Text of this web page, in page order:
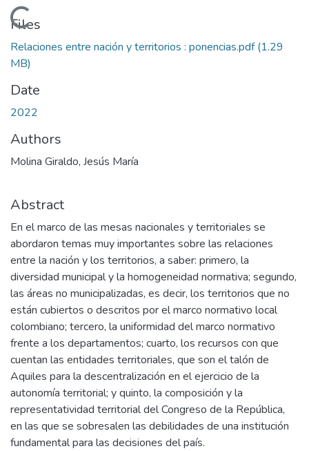
Loading...
Files
Relaciones entre nación y territorios : ponencias.pdf(1.29
MB)
Date
2022
Authors
Molina Giraldo, Jesús María
Abstract
En el marco de las mesas nacionales y territoriales se
abordaron temas muy importantes sobre las relaciones
entre la nación y los territorios, a saber: primero, la
diversidad municipal y la homogeneidad normativa; segundo,
las áreas no municipalizadas, es decir, los territorios que no
están cubiertos o descritos por el marco normativo local
colombiano; tercero, la uniformidad del marco normativo
frente a los departamentos; cuarto, los recursos con que
cuentan las entidades territoriales, que son el talón de
Aquiles para la descentralización en el ejercicio de la
autonomía territorial; y quinto, la composición y la
representatividad territorial del Congreso de la República,
en las que se sobresalen las debilidades de una institución
fundamental para las decisiones del país.